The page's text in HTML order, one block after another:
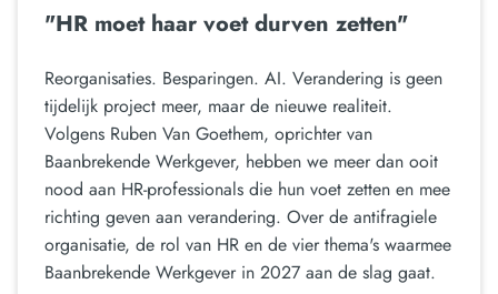
"HR moet haar voet durven zetten"
Reorganisaties. Besparingen. AI. Verandering is geen
tijdelijk project meer, maar de nieuwe realiteit.
Volgens Ruben Van Goethem, oprichter van
Baanbrekende Werkgever, hebben we meer dan ooit
nood aan HR-professionals die hun voet zetten en mee
richting geven aan verandering. Over de antifragiele
organisatie, de rol van HR en de vier thema's waarmee
Baanbrekende Werkgever in 2027 aan de slag gaat.